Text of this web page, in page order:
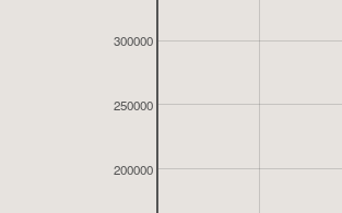
200000
250000
300000